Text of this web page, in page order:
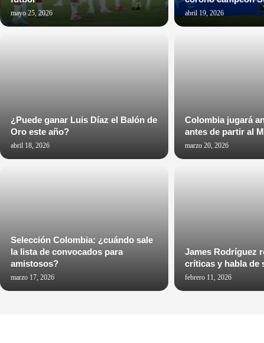
mayo 25, 2026 abril 19, 2026
¿Puede ganar Luis Díaz el Balón de
Oro este año?
abril 18, 2026
Colombia jugará
antes de partir al
marzo 20, 2026
Selección Colombia: ¿cuándo sale
la lista de convocados para
amistosos?
marzo 17, 2026
James Rodríguez
críticas y habla de
febrero 11, 2026